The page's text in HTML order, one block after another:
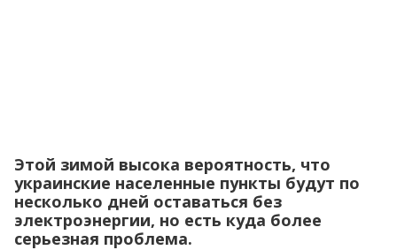
Этой зимой высока вероятность, что
украинские населенные пункты будут по
несколько дней оставаться без
электроэнергии, но есть куда более
серьезная проблема.